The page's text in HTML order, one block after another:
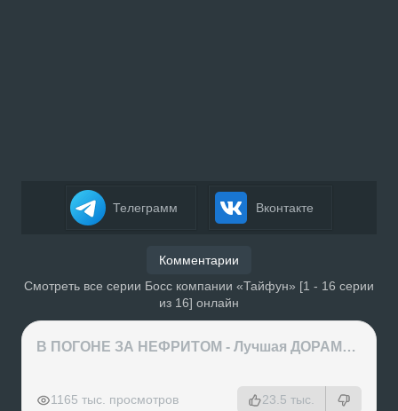
Телеграмм Вконтакте
Комментарии
Смотреть все серии Босс компании «Тайфун» [1 - 16 серии
из 16] онлайн
В ПОГОНЕ ЗА НЕФРИТОМ - Лучшая ДОРАМА года или ХАЙП на ровном месте?
1165 тыс. просмотров 23.5 тыс.